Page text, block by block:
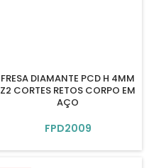
FRESA DIAMANTE PCD H 4MM
Z2 CORTES RETOS CORPO EM
AÇO
FPD2009